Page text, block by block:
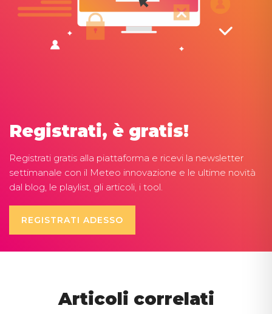
Registrati, è gratis!
Registrati gratis alla piattaforma e ricevi la newsletter
settimanale con il Meteo innovazione e le ultime novità
dal blog, le playlist, gli articoli, i tool.
REGISTRATI ADESSO
Articoli correlati